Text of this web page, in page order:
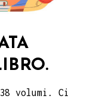
volumi. Ci